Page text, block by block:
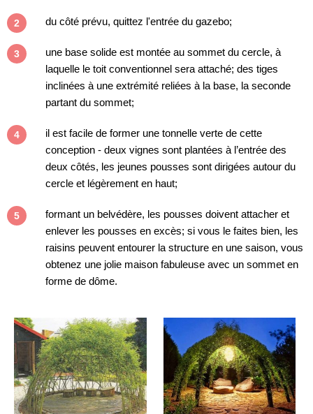
du côté prévu, quittez l'entrée du gazebo;
une base solide est montée au sommet du cercle, à
laquelle le toit conventionnel sera attaché; des tiges
inclinées à une extrémité reliées à la base, la seconde
partant du sommet;
il est facile de former une tonnelle verte de cette
conception - deux vignes sont plantées à l’entrée des
deux côtés, les jeunes pousses sont dirigées autour du
cercle et légèrement en haut;
formant un belvédère, les pousses doivent attacher et
enlever les pousses en excès; si vous le faites bien, les
raisins peuvent entourer la structure en une saison, vous
obtenez une jolie maison fabuleuse avec un sommet en
forme de dôme.